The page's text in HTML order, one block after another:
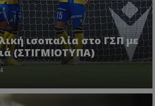
ισοπαλία στο ΓΣΠ με
(ΣΤΙΓΜΙΟΤΥΠΑ)